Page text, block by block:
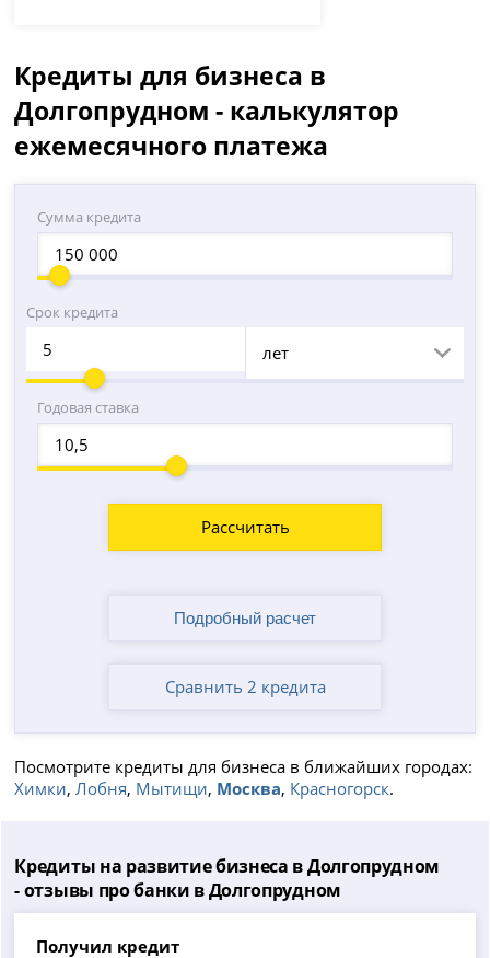
Кредиты для бизнеса в
Долгопрудном - калькулятор
ежемесячного платежа
Сумма кредита
Срок кредита
лет
Годовая ставка
Рассчитать
Сравнить 2 кредита
Посмотрите кредиты для бизнеса в ближайших городах:
Химки,Лобня, Мытищи, Москва, Красногорск.
Кредиты на развитие бизнеса в Долгопрудном
- отзывы про банки в Долгопрудном
Получил кредит